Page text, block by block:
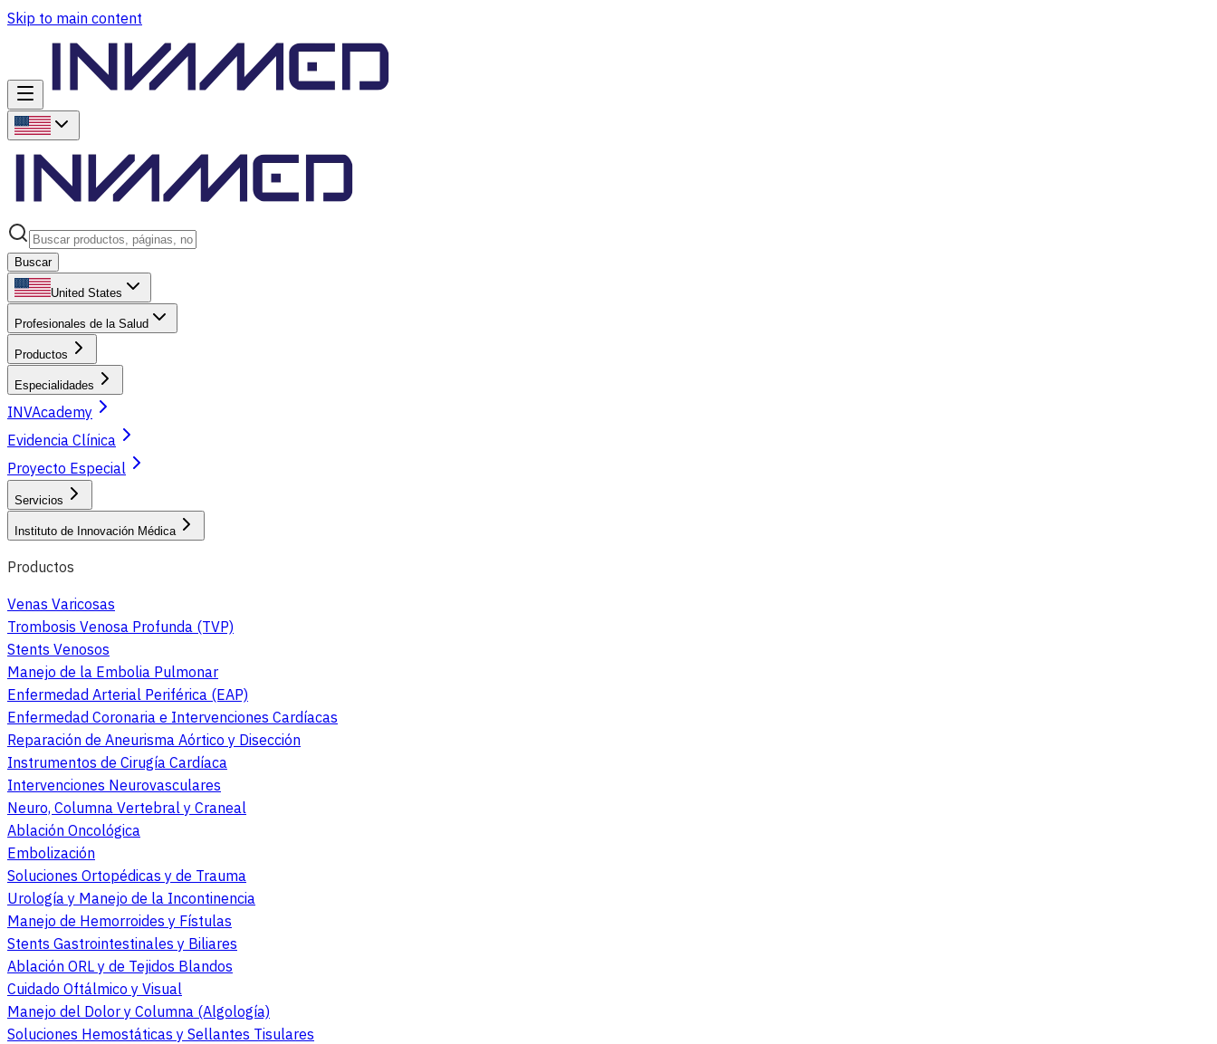
Skip to main content
Buscar
United States
Profesionales de la Salud
Productos
Especialidades
INVAcademy
Evidencia Clínica
Proyecto Especial
Servicios
Instituto de Innovación Médica
Productos
Venas Varicosas
Trombosis Venosa Profunda (TVP)
Stents Venosos
Manejo de la Embolia Pulmonar
Enfermedad Arterial Periférica (EAP)
Enfermedad Coronaria e Intervenciones Cardíacas
Reparación de Aneurisma Aórtico y Disección
Instrumentos de Cirugía Cardíaca
Intervenciones Neurovasculares
Neuro, Columna Vertebral y Craneal
Ablación Oncológica
Embolización
Soluciones Ortopédicas y de Trauma
Urología y Manejo de la Incontinencia
Manejo de Hemorroides y Fístulas
Stents Gastrointestinales y Biliares
Ablación ORL y de Tejidos Blandos
Cuidado Oftálmico y Visual
Manejo del Dolor y Columna (Algología)
Soluciones Hemostáticas y Sellantes Tisulares